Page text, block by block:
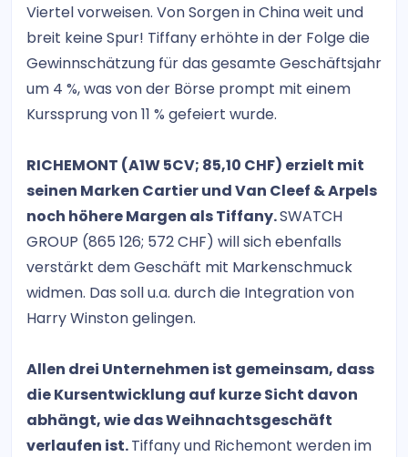
Viertel vorweisen. Von Sorgen in China weit und
breit keine Spur! Tiffany erhöhte in der Folge die
Gewinnschätzung für das gesamte Geschäftsjahr
um 4 %, was von der Börse prompt mit einem
Kurssprung von 11 % gefeiert wurde.
RICHEMONT (A1W 5CV; 85,10 CHF) erzielt mit
seinen Marken Cartier und Van Cleef & Arpels
noch höhere Margen als Tiffany.SWATCH
GROUP (865 126; 572 CHF) will sich ebenfalls
verstärkt dem Geschäft mit Markenschmuck
widmen. Das soll u.a. durch die Integration von
Harry Winston gelingen.
Allen drei Unternehmen ist gemeinsam, dass
die Kursentwicklung auf kurze Sicht davon
abhängt, wie das Weihnachtsgeschäft
verlaufen ist.Tiffany und Richemont werden im